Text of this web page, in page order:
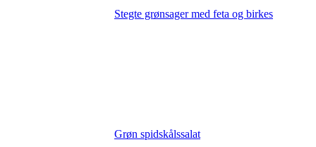
Stegte grønsager med feta og birkes
Grøn spidskålssalat